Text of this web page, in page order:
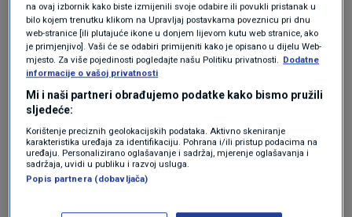
Iznenađujući učinci koje kava ima na
mozak
ZDRAVLJE |28. tra.
Pet uobičajenih navika ispijanja kave
koje biste trebali izbjegavati
ZDRAVLJE|14. svi.
„Tijelo može provesti osam sati u krevetu, ali
mozak se možda neće u potpunosti obnoviti“,
na ovaj izbornik kako biste izmijenili svoje odabire ili povukli pristanak u
bilo kojem trenutku klikom na Upravljaj postavkama poveznicu pri dnu
web-stranice [ili plutajuće ikone u donjem lijevom kutu web stranice, ako
je primjenjivo]. Vaši će se odabiri primijeniti kako je opisano u dijelu Web-
mjesto. Za više pojedinosti pogledajte našu Politiku privatnosti. Dodatne
informacije o vašoj privatnosti
Mi i naši partneri obrađujemo podatke kako bismo pružili
sljedeće:
Korištenje preciznih geolokacijskih podataka. Aktivno skeniranje
karakteristika uređaja za identifikaciju. Pohrana i/ili pristup podacima na
uređaju. Personalizirano oglašavanje i sadržaj, mjerenje oglašavanja i
sadržaja, uvidi u publiku i razvoj usluga.
Popis partnera (dobavljača)